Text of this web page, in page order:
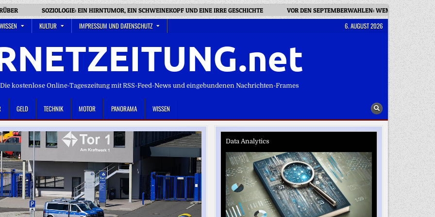
SOZIOLOGIE: EIN HIRNTUMOR, EIN SCHWEINEKOPF UND EINE IRRE GESCHICHTE VOR DEN SEPTEMBERWAHLEN: WEM DIE AFD
KULTUR IMPRESSUM UND DATENSCHUTZ 6. AUGUST 2026
kostenlose Online-Tageszeitung mit RSS-Feed-News und eingebundenen Nachrichten-Frames
GELD TECHNIK MOTOR PANORAMA WISSEN
Data Analytics